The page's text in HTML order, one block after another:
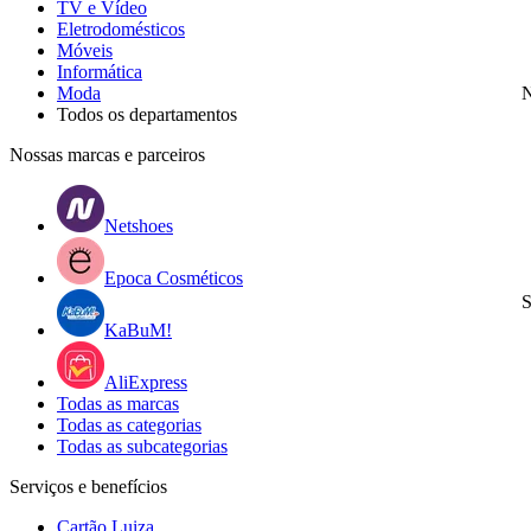
TV e Vídeo
Eletrodomésticos
Móveis
Informática
Moda
Todos os departamentos
Nossas marcas e parceiros
Netshoes
Epoca Cosméticos
KaBuM!
AliExpress
Todas as marcas
Todas as categorias
Todas as subcategorias
Serviços e benefícios
Cartão Luiza